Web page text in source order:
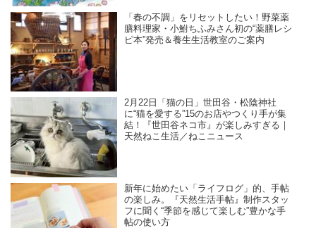
「春の不調」をリセットしたい！野菜薬
膳料理家・小鮒ちふみさん初の“薬膳レシ
ピ本”発売＆養生生活教室のご案内
2月22日「猫の日」世田谷・松陰神社
に“猫を愛する”15のお店やつくり手が集
結！『世田谷ネコ市』が楽しみすぎる｜
天然ねこ生活／ねこニュース
新年に始めたい「ライフログ」的、手帖
の楽しみ。『天然生活手帖』制作スタッ
フに聞く“季節を感じて楽しむ”豊かな手
帖の使い方